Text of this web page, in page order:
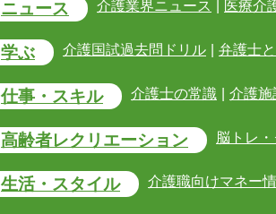
ニュース 介護業界ニュース 医療介
学ぶ 介護国試過去問ドリル 弁護士
仕事・スキル 介護士の常識 介護施
高齢者レクリエーション 脳トレ
生活・スタイル 介護職向けマネー